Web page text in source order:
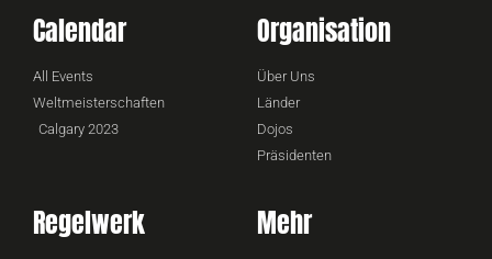
Calendar
All Events
Weltmeisterschaften
Calgary 2023
Organisation
Über Uns
Länder
Dojos
Präsidenten
Regelwerk Mehr